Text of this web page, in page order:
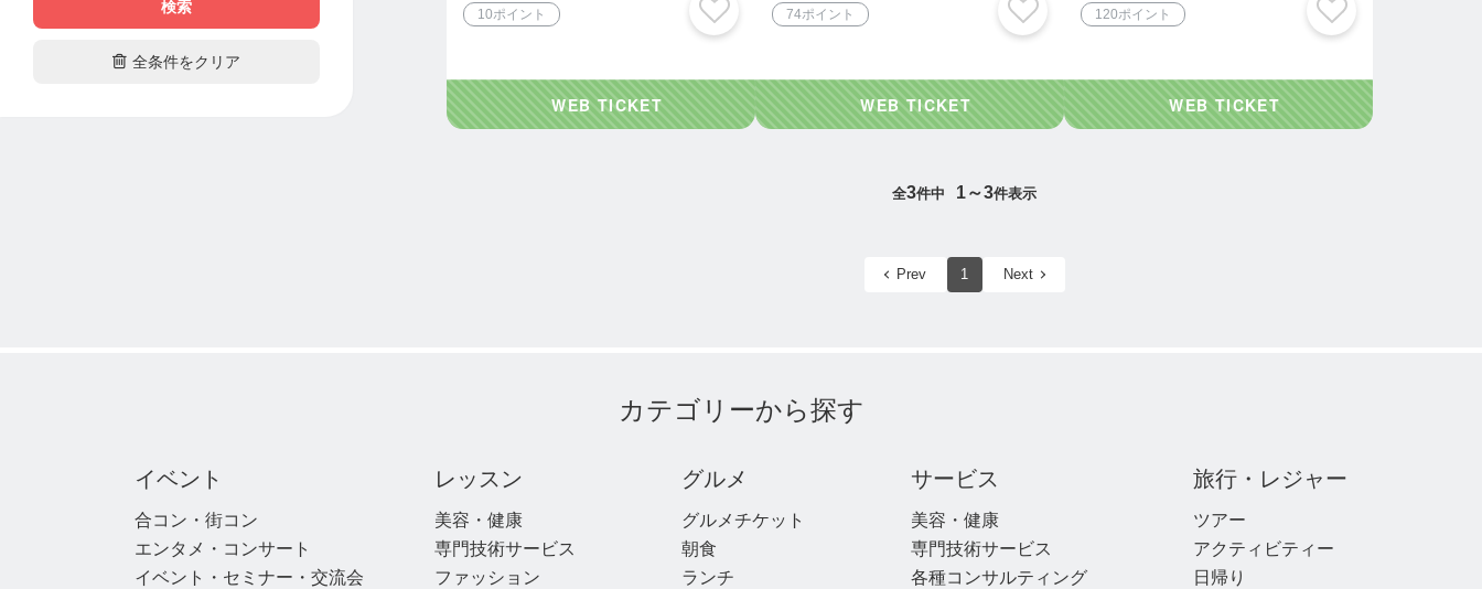
10ポイント 74ポイント 120ポイント
全3件中 1～3件表示
Prev 1 Next
検索
 全条件をクリア
カテゴリーから探す
イベント
合コン・街コン
エンタメ・コンサート
イベント・セミナー・交流会
レッスン
美容・健康
専門技術サービス
ファッション
グルメ
グルメチケット
朝食
ランチ
サービス
美容・健康
専門技術サービス
各種コンサルティング
旅行・レジャー
ツアー
アクティビティー
日帰り